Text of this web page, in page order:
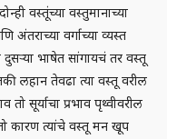
वस्तूंच्या वस्तुमानाच्या
अंतराच्या वर्गाच्या व्यस्त
भाषेत सांगायचं तर वस्तू
लहान तेवढा त्या वस्तू वरील
तो सूर्याचा प्रभाव पृथ्वीवरील
कारण त्यांचे वस्तू मन खूप